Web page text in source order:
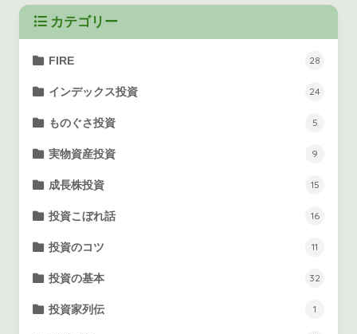
カテゴリー
FIRE 28
インデックス投資 24
ものぐさ投資 5
実物資産投資 9
成長株投資 15
投資こぼれ話 16
投資のコツ 11
投資の基本 32
投資家列伝 1